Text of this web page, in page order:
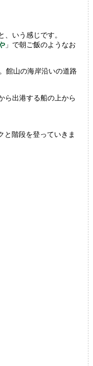
いう感じです。
」で朝ご飯のようなお
館山の海岸沿いの道路
ら出港する船の上から
と階段を登っていきま